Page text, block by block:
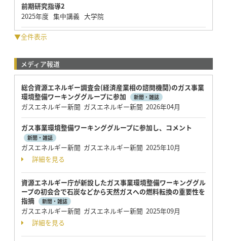
前期研究指導2
2025年度 集中講義 大学院
▼全件表示
メディア報道
総合資源エネルギー調査会(経済産業相の諮問機関)のガス事業
環境整備ワーキンググループに参加
新聞・雑誌
ガスエネルギー新聞 ガスエネルギー新聞 2026年04月
ガス事業環境整備ワーキンググループに参加し、コメント
新聞・雑誌
ガスエネルギー新聞 ガスエネルギー新聞 2025年10月
詳細を見る
資源エネルギー庁が新設したガス事業環境整備ワーキンググル
ープの初会合で石炭などから天然ガスへの燃料転換の重要性を
指摘
新聞・雑誌
ガスエネルギー新聞 ガスエネルギー新聞 2025年09月
詳細を見る